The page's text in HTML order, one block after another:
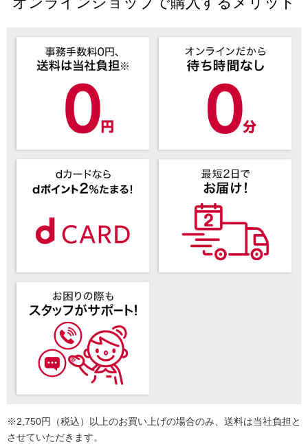
※2,750円（税込）以上のお買い上げの場合のみ、送料は当社負担と
させていただきます。